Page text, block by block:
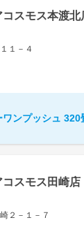
コスモス本渡北
１－４
ンプッシュ 320
コスモス田崎店
２－１－７